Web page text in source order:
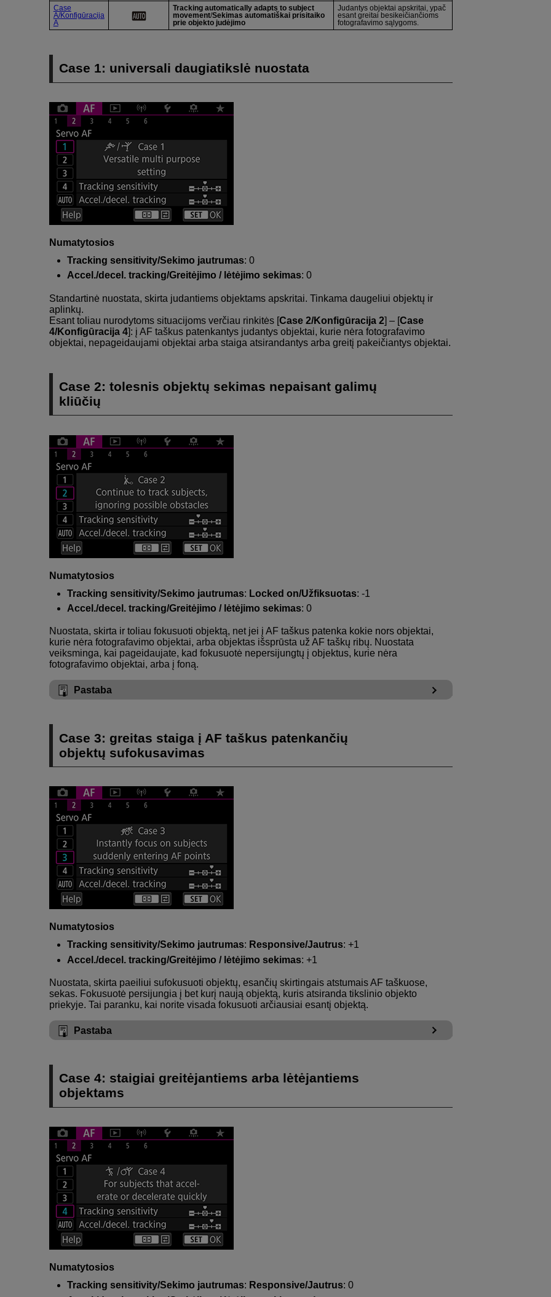
Case
A/Konfigūracija
A
Tracking automatically adapts to subject
movement/Sekimas automatiškai prisitaiko
prie objekto judėjimo
Judantys objektai apskritai, ypač
esant greitai besikeičiančioms
fotografavimo sąlygoms.
Case 1: universali daugiatikslė nuostata
Numatytosios
Tracking sensitivity/Sekimo jautrumas: 0
Accel./decel. tracking/Greitėjimo / lėtėjimo sekimas: 0
Standartinė nuostata, skirta judantiems objektams apskritai. Tinkama daugeliui objektų ir
aplinkų.
Esant toliau nurodytoms situacijoms verčiau rinkitės [Case 2/Konfigūracija 2] – [Case
4/Konfigūracija 4]: į AF taškus patenkantys judantys objektai, kurie nėra fotografavimo
objektai, nepageidaujami objektai arba staiga atsirandantys arba greitį pakeičiantys objektai.
Case 2: tolesnis objektų sekimas nepaisant galimų
kliūčių
Numatytosios
Tracking sensitivity/Sekimo jautrumas: Locked on/Užfiksuotas: -1
Accel./decel. tracking/Greitėjimo / lėtėjimo sekimas: 0
Nuostata, skirta ir toliau fokusuoti objektą, net jei į AF taškus patenka kokie nors objektai,
kurie nėra fotografavimo objektai, arba objektas išsprūsta už AF taškų ribų. Nuostata
veiksminga, kai pageidaujate, kad fokusuotė nepersijungtų į objektus, kurie nėra
fotografavimo objektai, arba į foną.
Pastaba
Case 3: greitas staiga į AF taškus patenkančių
objektų sufokusavimas
Numatytosios
Tracking sensitivity/Sekimo jautrumas: Responsive/Jautrus: +1
Accel./decel. tracking/Greitėjimo / lėtėjimo sekimas: +1
Nuostata, skirta paeiliui sufokusuoti objektų, esančių skirtingais atstumais AF taškuose,
sekas. Fokusuotė persijungia į bet kurį naują objektą, kuris atsiranda tikslinio objekto
priekyje. Tai paranku, kai norite visada fokusuoti arčiausiai esantį objektą.
Pastaba
Case 4: staigiai greitėjantiems arba lėtėjantiems
objektams
Numatytosios
Tracking sensitivity/Sekimo jautrumas: Responsive/Jautrus: 0